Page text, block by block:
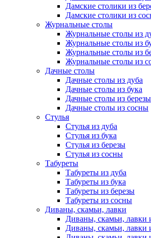
Дамские столики из
Дамские столики из
Журнальные столы
Журнальные столы из
Журнальные столы из
Журнальные столы из
Журнальные столы из
Дачные столы
Дачные столы из дуба
Дачные столы из бука
Дачные столы из березы
Дачные столы из сосны
Стулья
Стулья из дуба
Стулья из бука
Стулья из березы
Стулья из сосны
Табуреты
Табуреты из дуба
Табуреты из бука
Табуреты из березы
Табуреты из сосны
Диваны, скамьи, лавки
Диваны, скамьи, лавки
Диваны, скамьи, лавки